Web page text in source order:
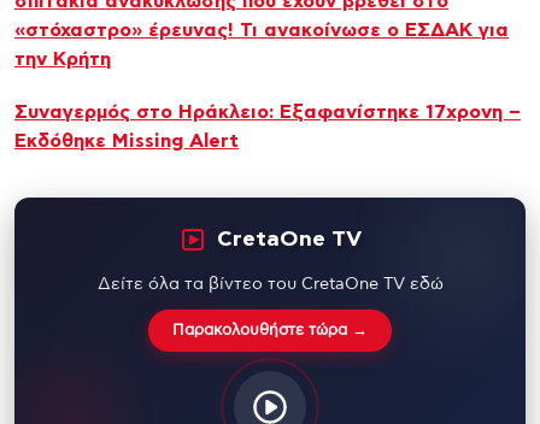
«στόχαστρο» έρευνας! Τι ανακοίνωσε ο ΕΣΔΑΚ για
την Κρήτη
Συναγερμός στο Ηράκλειο: Εξαφανίστηκε 17χρονη –
Εκδόθηκε Missing Alert
CretaOne TV
Δείτε όλα τα βίντεο του CretaOne TV εδώ
Παρακολουθήστε τώρα →